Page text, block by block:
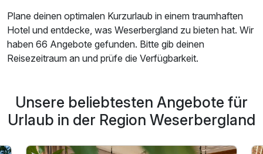
Plane deinen optimalen Kurzurlaub in einem traumhaften
Hotel und entdecke, was Weserbergland zu bieten hat. Wir
haben 66 Angebote gefunden. Bitte gib deinen
Reisezeitraum an und prüfe die Verfügbarkeit.
Unsere beliebtesten Angebote für
Urlaub in der Region Weserbergland